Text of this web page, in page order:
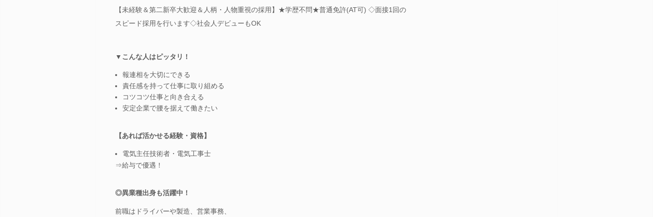
【未経験＆第二新卒大歓迎＆人柄・人物重視の採用】★学歴不問★普通免許(AT可) ◇面接1回の
スピード採用を行います◇社会人デビューもOK
▼こんな人はピッタリ！
報連相を大切にできる
責任感を持って仕事に取り組める
コツコツ仕事と向き合える
安定企業で腰を据えて働きたい
【あれば活かせる経験・資格】
電気主任技術者・電気工事士
⇒給与で優遇！
◎異業種出身も活躍中！
前職はドライバーや製造、営業事務、